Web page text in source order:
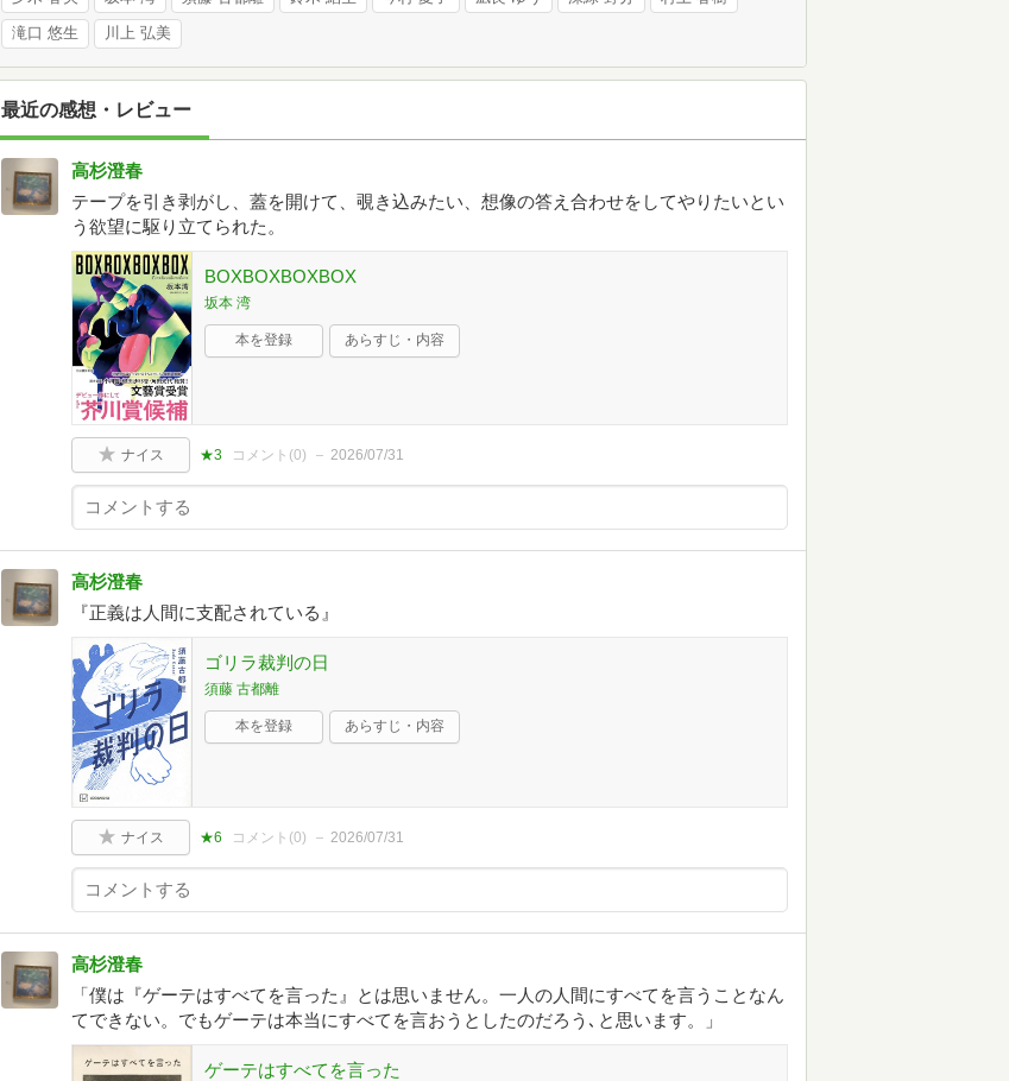
滝口 悠生 川上 弘美
最近の感想・レビュー
高杉澄春
テープを引き剥がし、蓋を開けて、覗き込みたい、想像の答え合わせをしてやりたいとい
う欲望に駆り立てられた。
BOXBOXBOXBOX
坂本 湾
本を登録 あらすじ・内容
ナイス ★3 コメント(0) 2026/07/31
高杉澄春
『正義は人間に支配されている』
ゴリラ裁判の日
須藤 古都離
本を登録 あらすじ・内容
ナイス ★6 コメント(0) 2026/07/31
高杉澄春
「僕は『ゲーテはすべてを言った』とは思いません。一人の人間にすべてを言うことなん
てできない。でもゲーテは本当にすべてを言おうとしたのだろう､と思います。」
ゲーテはすべてを言った